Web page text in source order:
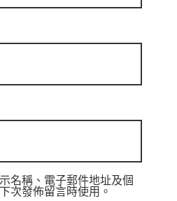
名稱、電子郵件地址及個
次發佈留言時使用。